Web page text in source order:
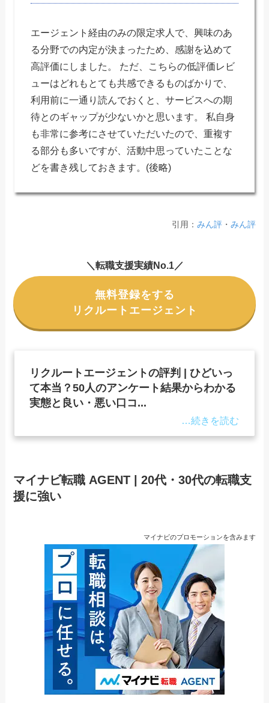
エージェント経由のみの限定求人で、興味のあ
る分野での内定が決まったため、感謝を込めて
高評価にしました。 ただ、こちらの低評価レビ
ューはどれもとても共感できるものばかりで、
利用前に一通り読んでおくと、サービスへの期
待とのギャップが少ないかと思います。 私自身
も非常に参考にさせていただいたので、重複す
る部分も多いですが、活動中思っていたことな
どを書き残しておきます。(後略)
引用： みん評・ みん評
＼転職支援実績No.1／
無料登録をする
リクルートエージェント
リクルートエージェントの評判 | ひどいっ
て本当？50人のアンケート結果からわかる
実態と良い・悪い口コ...
マイナビ転職 AGENT | 20代・30代の転職支
援に強い
マイナビのプロモーションを含みます